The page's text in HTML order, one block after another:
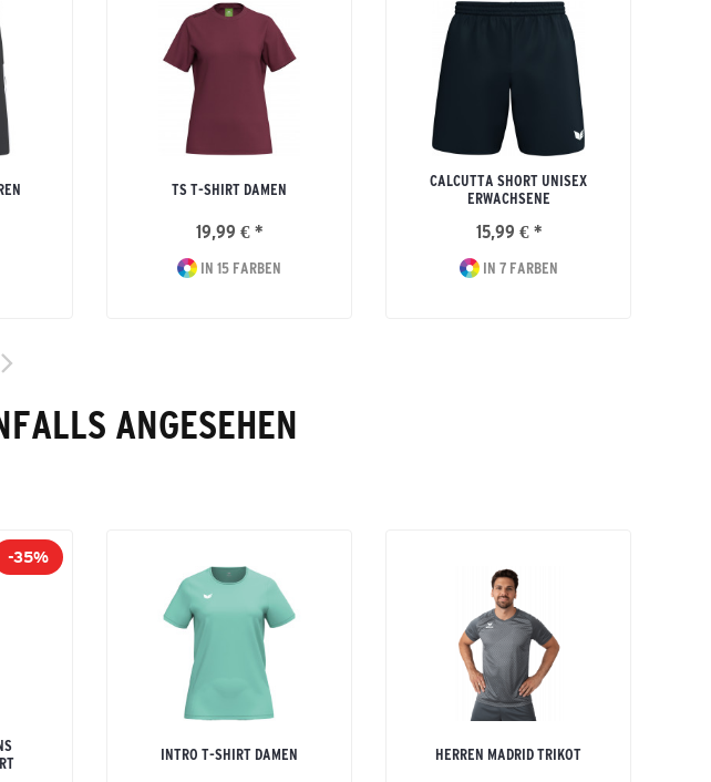
TS T-SHIRT DAMEN
19,99 € *
IN 15 FARBEN
CALCUTTA SHORT UNISEX
ERWACHSENE
15,99 € *
IN 7 FARBEN
ANGESEHEN
-35%
INTRO T-SHIRT DAMEN HERREN MADRID TRIKOT